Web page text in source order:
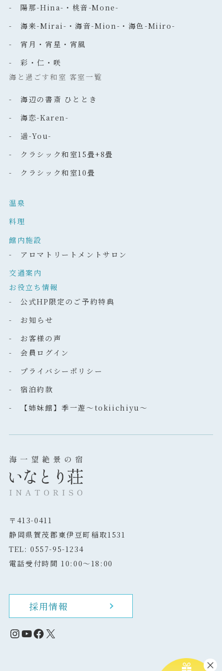
- 陽那-Hina-・桃音-Mone-
- 海来-Mirai-・海音-Mion-・海色-Miiro-
- 宵月・宵星・宵風
- 彩・仁・咲
海と過ごす和室 客室一覧
- 海辺の書斎 ひととき
- 海恋-Karen-
- 遥-You-
- クラシック和室15畳+8畳
- クラシック和室10畳
温泉
料理
館内施設
- アロマトリートメントサロン
交通案内
お役立ち情報
- 公式HP限定のご予約特典
- お知らせ
- お客様の声
- 会員ログイン
- プライバシーポリシー
- 宿泊約款
- 【姉妹館】季一遊～tokiichiyu～
〒413-0411
静岡県賀茂郡東伊豆町稲取1531
TEL: 0557-95-1234
電話受付時間 10:00～18:00
採用情報
Instagram
YouTube
Facebook
X